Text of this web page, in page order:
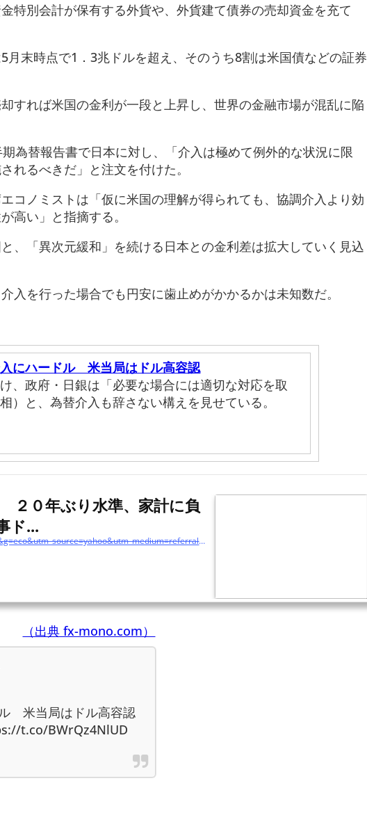
特別会計が保有する外貨や、外貨建て債券の売却資金を充て
月末時点で1．3兆ドルを超え、そのうち8割は米国債などの証券
すれば米国の金利が一段と上昇し、世界の金融市場が混乱に陥
為替報告書で日本に対し、「介入は極めて例外的な状況に限
れるべきだ」と注文を付けた。
コノミストは「仮に米国の理解が得られても、協調介入より効
高い」と指摘する。
、「異次元緩和」を続ける日本との金利差は拡大していく見込
入を行った場合でも円安に歯止めがかかるかは未知数だ。
にハードル 米当局はドル高容認
、政府・日銀は「必要な場合には適切な対応を取
）と、為替介入も辞さない構えを見せている。
０年ぶり水準、家計に負
ド...
https://www.jiji.com/jc/article?k=2022050900857&g=eco&utm_source=yahoo&utm_medium=referral&utm_campaign=link_back_edit_vb
（出典 fx-mono.com）
米当局はドル高容認
t.co/BWrQz4NlUD